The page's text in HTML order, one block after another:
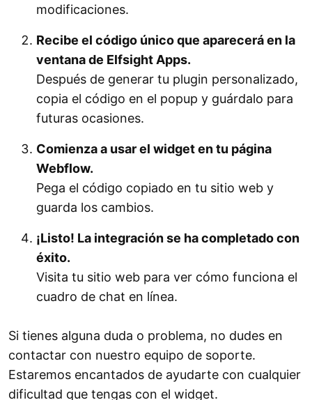
modificaciones.
Recibe el código único que aparecerá en la
ventana de Elfsight Apps.
Después de generar tu plugin personalizado,
copia el código en el popup y guárdalo para
futuras ocasiones.
Comienza a usar el widget en tu página
Webflow.
Pega el código copiado en tu sitio web y
guarda los cambios.
¡Listo! La integración se ha completado con
éxito.
Visita tu sitio web para ver cómo funciona el
cuadro de chat en línea.
Si tienes alguna duda o problema, no dudes en
contactar con nuestro equipo de soporte.
Estaremos encantados de ayudarte con cualquier
dificultad que tengas con el widget.